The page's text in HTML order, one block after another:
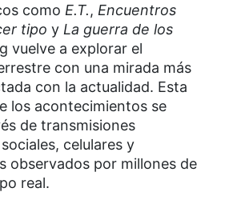
como E.T., Encuentros
tipo y La guerra de los
vuelve a explorar el
con una mirada más
con la actualidad. Esta
los acontecimientos se
de transmisiones
celulares y
observados por millones de
real.